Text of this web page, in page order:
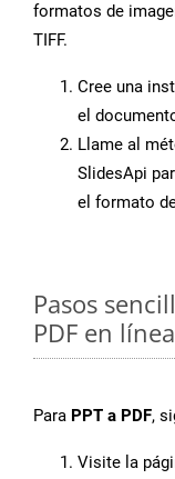
formatos de
TIFF.
Cree una
el
Llame al
SlidesApi
el formato
Pasos
PDF en línea
Para PPT a PDF,
Visite la